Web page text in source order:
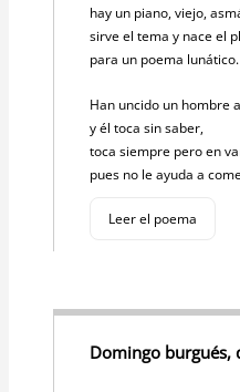
hay un piano, viejo,
sirve el tema y nace el
para un poema lunático.
Han uncido un hombre
y él toca sin saber,
toca siempre pero en
pues no le ayuda a
Leer el poema
Domingo burgués,